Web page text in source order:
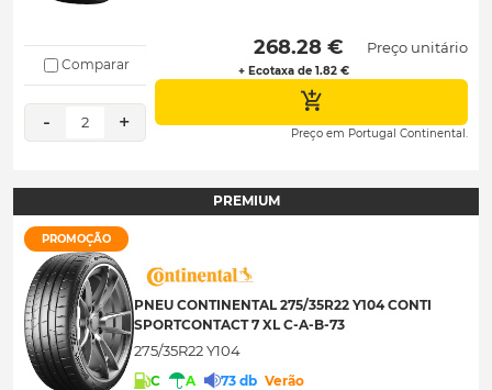
Comparar
- 2 +
268.28 €
+ Ecotaxa de 1.82 €
Preço unitário
Preço em Portugal Continental.
PREMIUM
PROMOÇÃO
PNEU CONTINENTAL 275/35R22 Y104 CONTI
SPORTCONTACT 7 XL C-A-B-73
275/35R22 Y104
C A 73 db Verão